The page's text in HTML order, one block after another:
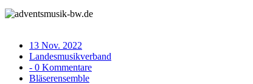
13 Nov. 2022
Landesmusikverband
- 0 Kommentare
Bläserensemble